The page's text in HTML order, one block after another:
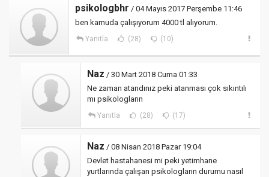
psikologbhr / 04 Mayıs 2017 Perşembe 11:46
ben kamuda çalışıyorum 4000 tl alıyorum.
Yanıtla (28) (10)
Naz / 30 Mart 2018 Cuma 01:33
Ne zaman atandınız peki atanması çok sıkıntılı
mı psikologların
Yanıtla (28) (17)
Naz / 08 Nisan 2018 Pazar 19:04
Devlet hastahanesi mi peki yetimhane
yurtlarında çalışan psikologların durumu nasıl